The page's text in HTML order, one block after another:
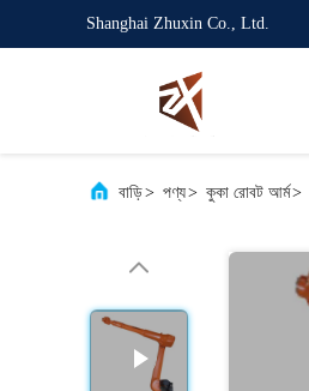
Shanghai Zhuxin Co., Ltd.
বাড়ি> পণ্য> কুকা রোবট আর্ম>